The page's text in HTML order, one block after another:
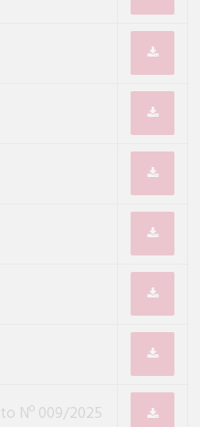
Nº 009/2025